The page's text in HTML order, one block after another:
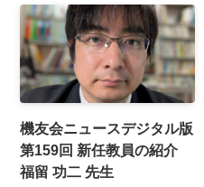
機友会ニュースデジタル版
第159回 新任教員の紹介
福留 功二 先生